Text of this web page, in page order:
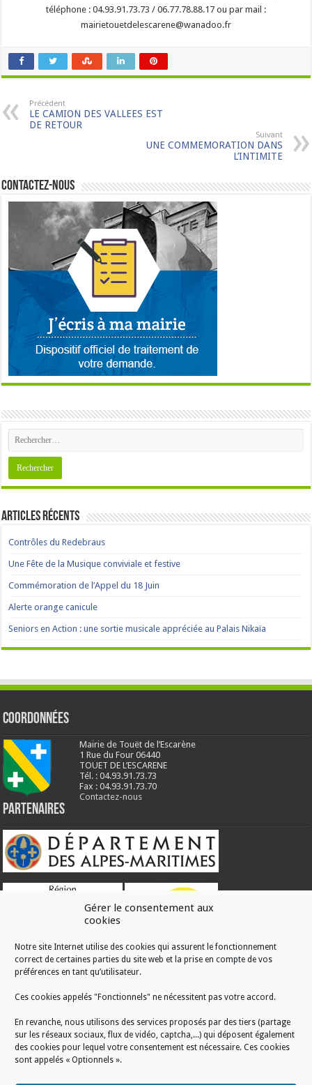
Gérer le consentement aux
cookies
Notre site Internet utilise des cookies qui assurent le fonctionnement
correct de certaines parties du site web et la prise en compte de vos
préférences en tant qu’utilisateur.
Ces cookies appelés "Fonctionnels" ne nécessitent pas votre accord.
En revanche, nous utilisons des services proposés par des tiers (partage
sur les réseaux sociaux, flux de vidéo, captcha,...) qui déposent également
des cookies pour lequel votre consentement est nécessaire. Ces cookies
sont appelés « Optionnels ».
téléphone : 04.93.91.73.73 / 06.77.78.88.17 ou par mail :
mairietouetdelescarene@wanadoo.fr
Précédent
LE CAMION DES VALLEES EST
DE RETOUR
Suivant
UNE COMMEMORATION DANS
L’INTIMITE
Contactez-nous
Articles récents
Contrôles du Redebraus
Une Fête de la Musique conviviale et festive
Commémoration de l’Appel du 18 Juin
Alerte orange canicule
Seniors en Action : une sortie musicale appréciée au Palais Nikaïa
Coordonnées
Mairie de Touët de l’Escarène
1 Rue du Four 06440
TOUET DE L’ESCARENE
Tél. : 04.93.91.73.73
Fax : 04.93.91.73.70
Contactez-nous
Partenaires
RÉALISATION